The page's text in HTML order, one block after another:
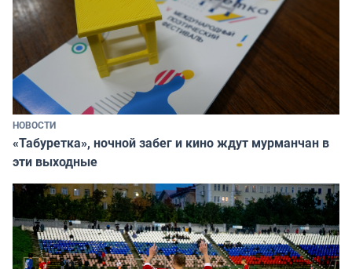
НОВОСТИ
«Табуретка», ночной забег и кино ждут мурманчан в
эти выходные